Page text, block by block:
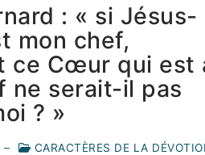
: « si Jésus-
mon chef,
ce Cœur qui est
ne serait-il pas
? »
– CARACTÈRES DE LA